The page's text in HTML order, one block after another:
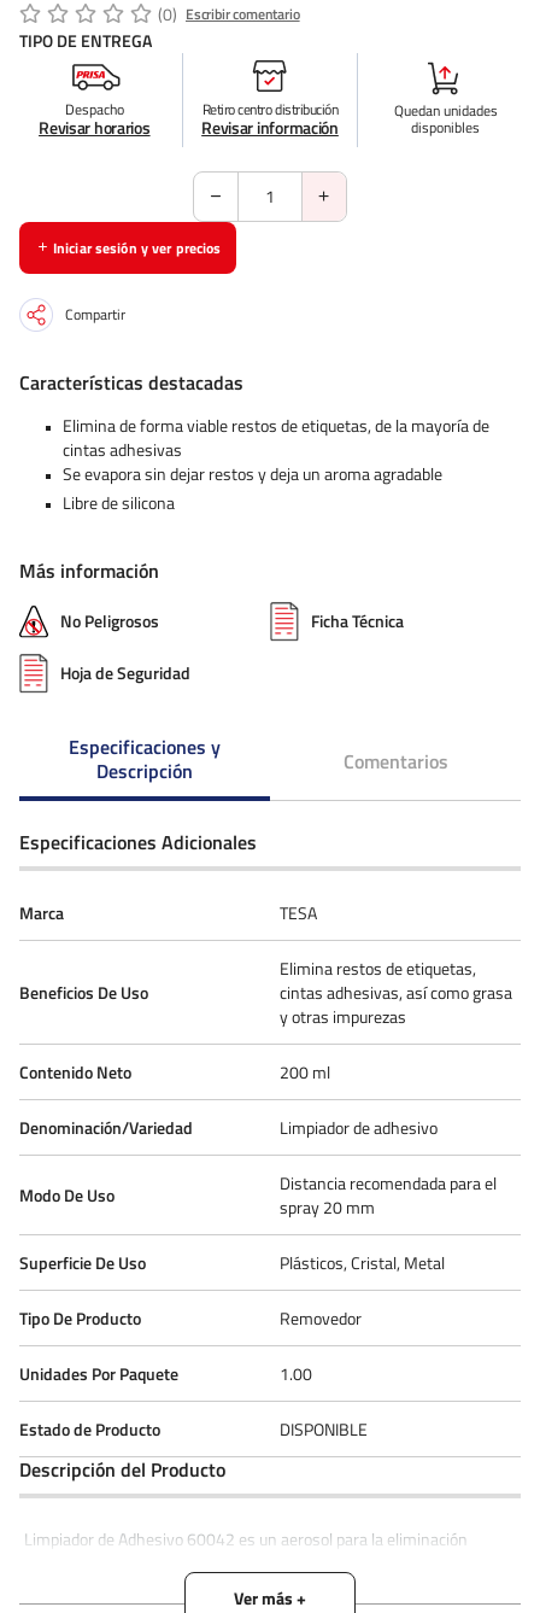
(0) Escribir comentario
TIPO DE ENTREGA
Despacho
Revisar horarios
Retiro centro distribución
Revisar información
Quedanunidades
disponibles
Iniciar sesión y ver precios
Compartir
Características destacadas
Elimina de forma viable restos de etiquetas, de la mayoría de
cintas adhesivas
Se evapora sin dejar restos y deja un aroma agradable
Libre de silicona
Más información
No Peligrosos Ficha Técnica
Hoja de Seguridad
Especificaciones y
Descripción
Comentarios
Especificaciones Adicionales
Marca TESA
Beneficios De Uso
Elimina restos de etiquetas,
cintas adhesivas, así como grasa
y otras impurezas
Contenido Neto 200 ml
Denominación/Variedad Limpiador de adhesivo
Modo De Uso
Distancia recomendada para el
spray 20 mm
Superficie De Uso Plásticos, Cristal, Metal
Tipo De Producto Removedor
Unidades Por Paquete 1.00
Estado de Producto DISPONIBLE
Descripción del Producto
Limpiador de Adhesivo 60042 es un aerosol para la eliminación
superficies metálicas. *Elimina de forma fiable restos de etiquetas, la
mayoría de cintas adhesivas, así como grasa, alquitrán, materiales